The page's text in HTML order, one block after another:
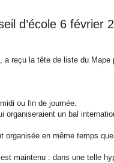
d’école 6 février
a reçu la tête de liste du Mape
ou fin de journée.
organiseraient un bal
organisée en même temps
maintenu : dans une telle